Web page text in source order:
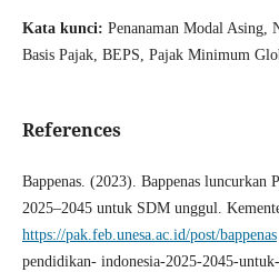
Kata kunci: Penanaman Modal
Basis Pajak, BEPS, Pajak Minimum
References
Bappenas. (2023). Bappenas luncurkan
2025–2045 untuk SDM unggul.
https://pak.feb.unesa.ac.id/post/bappenas
pendidikan- indonesia-2025-2045-